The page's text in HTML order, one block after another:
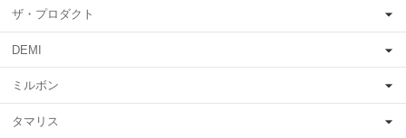
ザ・プロダクト
DEMI
ミルボン
タマリス